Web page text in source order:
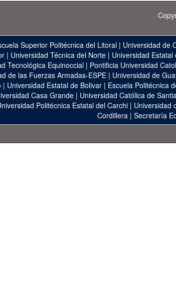
Superior Politécnica del Litoral | Universidad de
| Universidad Técnica del Norte| Universidad Estatal
Tecnológica Equinoccial| Pontificia Universidad
de las Fuerzas Armadas-ESPE | Universidad de
| Universidad Estatal de Bolivar| Escuela Politécnica
Casa Grande | Universidad Católica de
Politécnica Estatal del Carchi | Universidad
Cordillera| Secretaría